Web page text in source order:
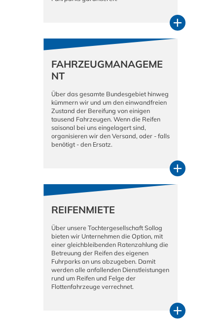
FAHRZEUGMANAGEME
NT
Über das gesamte Bundesgebiet hinweg
kümmern wir und um den einwandfreien
Zustand der Bereifung von einigen
tausend Fahrzeugen. Wenn die Reifen
saisonal bei uns eingelagert sind,
organisieren wir den Versand, oder - falls
benötigt - den Ersatz.
REIFENMIETE
Über unsere Tochtergesellschaft Sollog
bieten wir Unternehmen die Option, mit
einer gleichbleibenden Ratenzahlung die
Betreuung der Reifen des eigenen
Fuhrparks an uns abzugeben. Damit
werden alle anfallenden Dienstleistungen
rund um Reifen und Felge der
Flottenfahrzeuge verrechnet.